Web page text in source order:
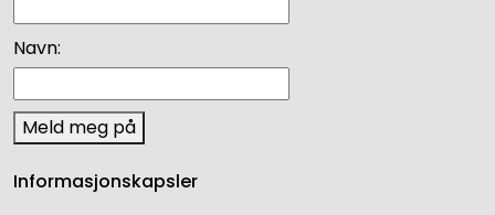
Navn:
Meld meg på
Informasjonskapsler